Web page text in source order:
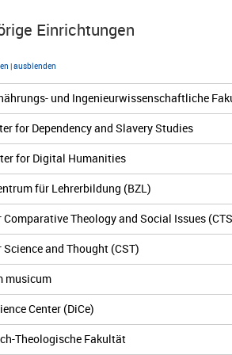
Einrichtungen
|ausblenden
und Ingenieurwissenschaftliche
for Dependency and Slavery Studies
for Digital Humanities
für Lehrerbildung (BZL)
Comparative Theology and Social Issues
Science and Thought (CST)
musicum
Center (DiCe)
Theologische Fakultät